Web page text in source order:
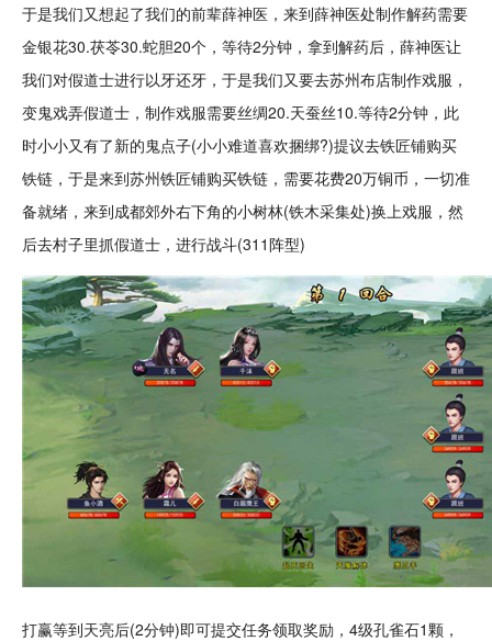
于是我们又想起了我们的前辈薛神医，来到薛神医处制作解药需要
金银花30.茯苓30.蛇胆20个，等待2分钟，拿到解药后，薛神医让
我们对假道士进行以牙还牙，于是我们又要去苏州布店制作戏服，
变鬼戏弄假道士，制作戏服需要丝绸20.天蚕丝10.等待2分钟，此
时小小又有了新的鬼点子(小小难道喜欢捆绑?)提议去铁匠铺购买
铁链，于是来到苏州铁匠铺购买铁链，需要花费20万铜币，一切准
备就绪，来到成都郊外右下角的小树林(铁木采集处)换上戏服，然
后去村子里抓假道士，进行战斗(311阵型)
打赢等到天亮后(2分钟)即可提交任务领取奖励，4级孔雀石1颗，